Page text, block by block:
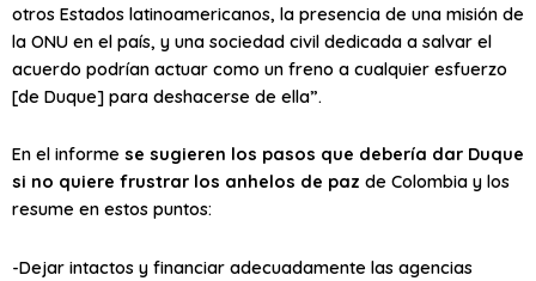
otros Estados latinoamericanos, la presencia de una misión de
la ONU en el país, y una sociedad civil dedicada a salvar el
acuerdo podrían actuar como un freno a cualquier esfuerzo
[de Duque] para deshacerse de ella”.
En el informe se sugieren los pasos que debería dar Duque
si no quiere frustrar los anhelos de paz de Colombia y los
resume en estos puntos:
-Dejar intactos y financiar adecuadamente las agencias